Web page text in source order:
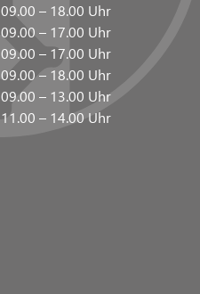
09.00 – 18.00 Uhr
09.00 – 17.00 Uhr
09.00 – 17.00 Uhr
09.00 – 18.00 Uhr
09.00 – 13.00 Uhr
11.00 – 14.00 Uhr